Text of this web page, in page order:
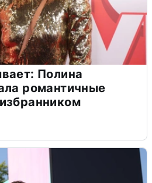
Полина
романтичные